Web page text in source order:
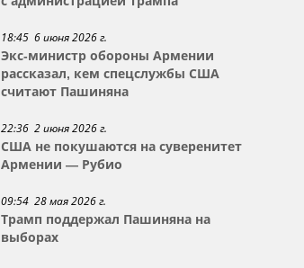
18:45 6 июня 2026 г.
Экс-министр обороны Армении
рассказал, кем спецслужбы США
считают Пашиняна
22:36 2 июня 2026 г.
США не покушаются на суверенитет
Армении — Рубио
09:54 28 мая 2026 г.
Трамп поддержал Пашиняна на
выборах